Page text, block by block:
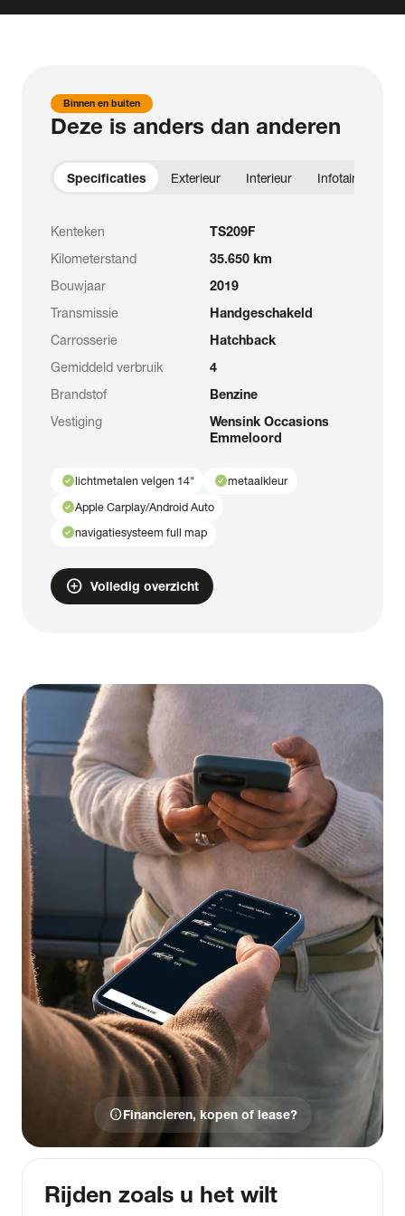
Binnen en buiten
Deze is anders dan anderen
Specificaties Exterieur Interieur Infotainment
Kenteken
TS209F
Kilometerstand
35.650 km
Bouwjaar
2019
Transmissie
Handgeschakeld
Carrosserie
Hatchback
Gemiddeld verbruik
4
Brandstof
Benzine
Vestiging
Wensink Occasions
Emmeloord
check_circlelichtmetalen velgen 14" check_circlemetaalkleur
check_circleApple Carplay/Android Auto
check_circlenavigatiesysteem full map
add_circle Volledig overzicht
infoFinancieren, kopen of lease?
Rijden zoals u het wilt